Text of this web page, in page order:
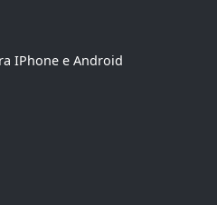
IPhone e Android